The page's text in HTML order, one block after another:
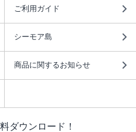
ご利用ガイド
シーモア島
商品に関するお知らせ
ダウンロード！